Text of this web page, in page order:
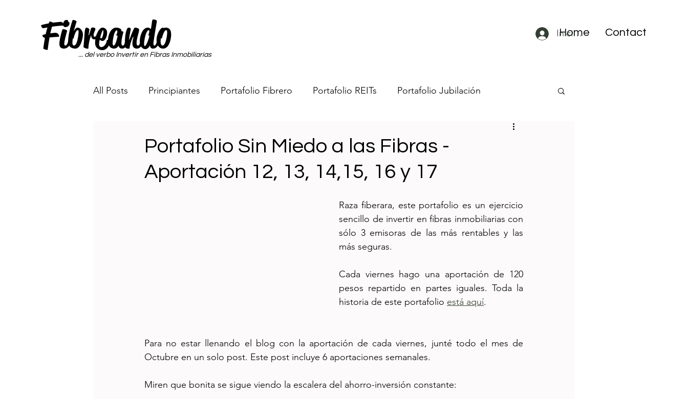
Fibreando
... del verbo Invertir en Fibras Inmobiliarias
Home Contact
Iniciar sesión
All Posts Principiantes Portafolio Fibrero Portafolio REITs Portafolio Jubilación
Maquina Generadora de Dinero General Impuestos Ideas Fibreando con
Portafolio Sin Miedo a las Fibras -
Aportación 12, 13, 14,15, 16 y 17
Raza fiberara, este portafolio es un ejercicio
sencillo de invertir en fibras inmobiliarias con
sólo 3 emisoras de las más rentables y las
más seguras.
Cada viernes hago una aportación de 120
pesos repartido en partes iguales. Toda la
historia de este portafolio está aquí.
Para no estar llenando el blog con la aportación de cada viernes, junté todo el mes de
Octubre en un solo post. Este post incluye 6 aportaciones semanales.
Miren que bonita se sigue viendo la escalera del ahorro-inversión constante: